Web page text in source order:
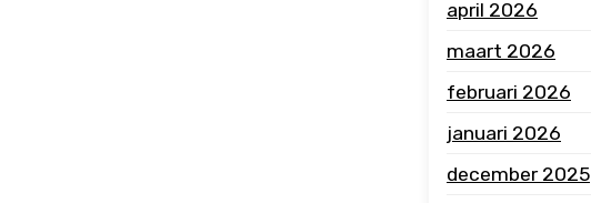
april 2026
maart 2026
februari 2026
januari 2026
december 2025